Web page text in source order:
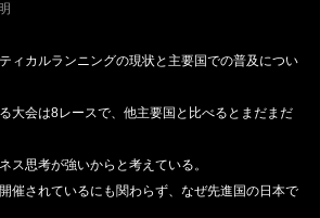
ィカルランニングの現状と主要国での普及につい
大会は8レースで、他主要国と比べるとまだまだ
ス思考が強いからと考えている。
催されているにも関わらず、なぜ先進国の日本で